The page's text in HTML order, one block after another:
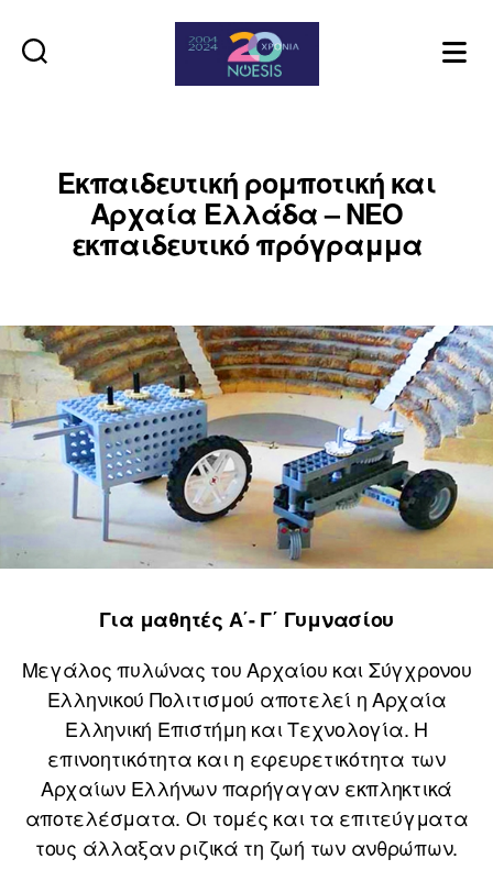
Εκπαιδευτική ρομποτική και
Αρχαία Ελλάδα – NEO
εκπαιδευτικό πρόγραμμα
Για μαθητές Α΄- Γ΄ Γυμνασίου
Μεγάλος πυλώνας του Αρχαίου και Σύγχρονου
Ελληνικού Πολιτισμού αποτελεί η Αρχαία
Ελληνική Επιστήμη και Τεχνολογία. Η
επινοητικότητα και η εφευρετικότητα των
Αρχαίων Ελλήνων παρήγαγαν εκπληκτικά
αποτελέσματα. Οι τομές και τα επιτεύγματα
τους άλλαξαν ριζικά τη ζωή των ανθρώπων.